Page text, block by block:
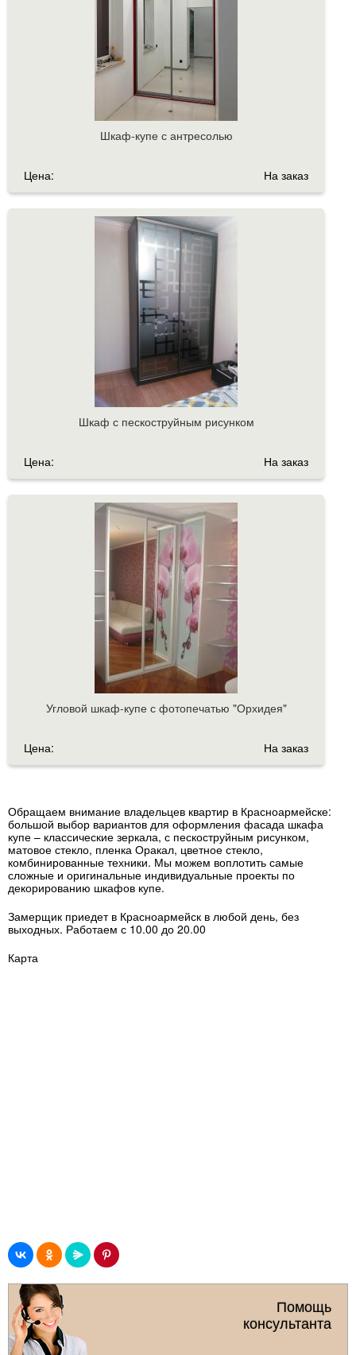
Шкаф-купе с антресолью
Цена: На заказ
Шкаф с пескоструйным рисунком
Цена: На заказ
Угловой шкаф-купе с фотопечатью "Орхидея"
Цена: На заказ
Обращаем внимание владельцев квартир в Красноармейске:
большой выбор вариантов для оформления фасада шкафа
купе – классические зеркала, с пескоструйным рисунком,
матовое стекло, пленка Оракал, цветное стекло,
комбинированные техники. Мы можем воплотить самые
сложные и оригинальные индивидуальные проекты по
декорированию шкафов купе.
Замерщик приедет в Красноармейск в любой день, без
выходных. Работаем с 10.00 до 20.00
Карта
Помощь
консультанта